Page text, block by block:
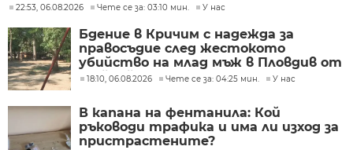
22:53, 06.08.2026 Чете се за: 03:10 мин. У нас
Бдение в Кричим с надежда за
правосъдие след жестокото
убийство на млад мъж в Пловдив от
тийнейджъри
18:10, 06.08.2026 Чете се за: 04:25 мин. У нас
В капана на фентанила: Кой
ръководи трафика и има ли изход за
пристрастените?